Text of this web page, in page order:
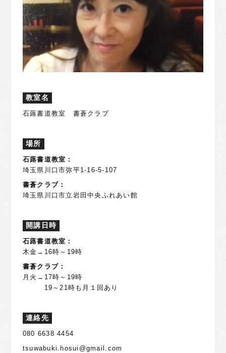
教室名
石蕗書道教室 書蒼クラブ
場所
石蕗書道教室：
埼玉県川口市弥平1-16-5-107
書蒼クラブ：
埼玉県川口市立岩田中央ふれあい館
開講日時
石蕗書道教室：
木金→16時～19時
書蒼クラブ：
月火→17時～19時
19～21時も月１回あり
連絡先
080 6638 4454
tsuwabuki.hosui@gmail.com